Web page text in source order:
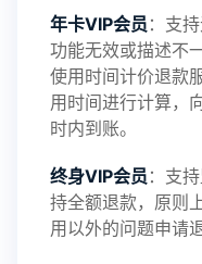
年卡VIP会员 ：支
功能无效或描述不
使用时间计价退款
用时间进行计算，
时内到账。
终身VIP会员 ：支
持全额退款，原则
用以外的问题申请